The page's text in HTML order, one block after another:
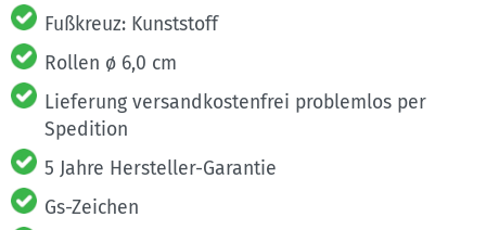
Fußkreuz: Kunststoff
Rollen ø 6,0 cm
Lieferung versandkostenfrei problemlos per
Spedition
5 Jahre Hersteller-Garantie
Gs-Zeichen